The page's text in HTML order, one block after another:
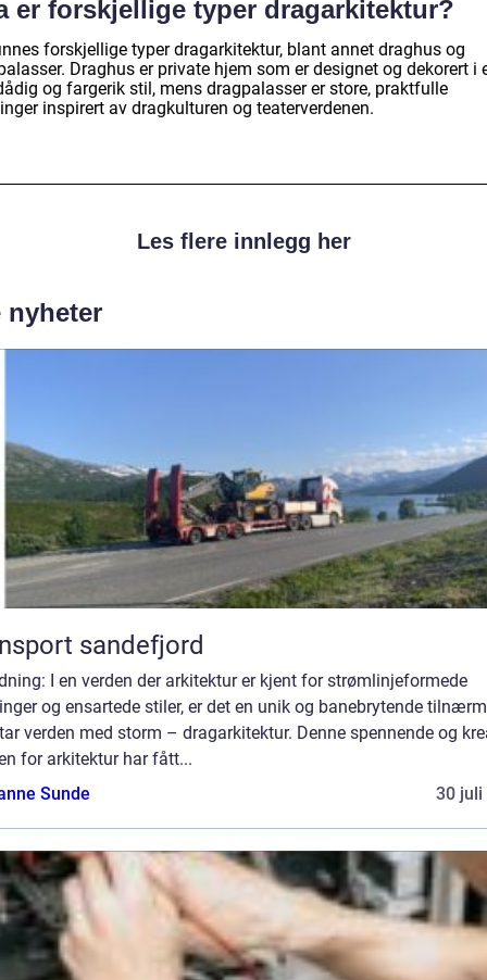
er forskjellige typer dragarkitektur?
forskjellige typer dragarkitektur, blant annet draghus og
Draghus er private hjem som er designet og dekorert i
og fargerik stil, mens dragpalasser er store, praktfulle
inspirert av dragkulturen og teaterverdenen.
Les flere innlegg her
nyheter
sandefjord
I en verden der arkitektur er kjent for strømlinjeformede
og ensartede stiler, er det en unik og banebrytende
verden med storm – dragarkitektur. Denne spennende og
for arkitektur har fått...
Sunde
30 juli